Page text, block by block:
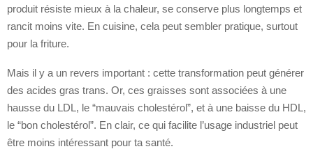
produit résiste mieux à la chaleur, se conserve plus longtemps et
rancit moins vite. En cuisine, cela peut sembler pratique, surtout
pour la friture.
Mais il y a un revers important : cette transformation peut générer
des acides gras trans. Or, ces graisses sont associées à une
hausse du LDL, le “mauvais cholestérol”, et à une baisse du HDL,
le “bon cholestérol”. En clair, ce qui facilite l’usage industriel peut
être moins intéressant pour ta santé.